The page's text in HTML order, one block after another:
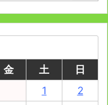
金 土
日
1
2